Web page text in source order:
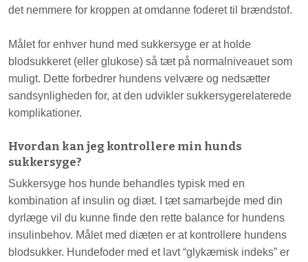
det nemmere for kroppen at omdanne foderet til brændstof.
Målet for enhver hund med sukkersyge er at holde
blodsukkeret (eller glukose) så tæt på normalniveauet som
muligt. Dette forbedrer hundens velvære og nedsætter
sandsynligheden for, at den udvikler sukkersygerelaterede
komplikationer.
Hvordan kan jeg kontrollere min hunds
sukkersyge?
Sukkersyge hos hunde behandles typisk med en
kombination af insulin og diæt. I tæt samarbejde med din
dyrlæge vil du kunne finde den rette balance for hundens
insulinbehov. Målet med diæten er at kontrollere hundens
blodsukker. Hundefoder med et lavt “glykæmisk indeks” er